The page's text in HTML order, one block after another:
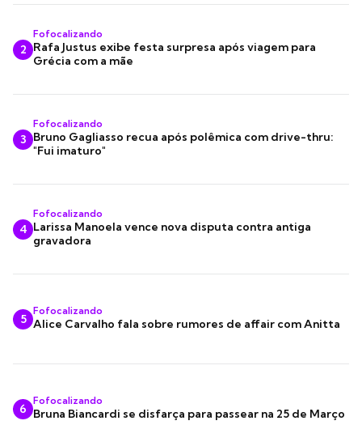
2
Fofocalizando
Rafa Justus exibe festa surpresa após viagem para
Grécia com a mãe
3
Fofocalizando
Bruno Gagliasso recua após polêmica com drive-thru:
"Fui imaturo"
4
Fofocalizando
Larissa Manoela vence nova disputa contra antiga
gravadora
5
Fofocalizando
Alice Carvalho fala sobre rumores de affair com Anitta
6
Fofocalizando
Bruna Biancardi se disfarça para passear na 25 de Março